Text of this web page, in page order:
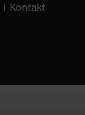
Kontakt